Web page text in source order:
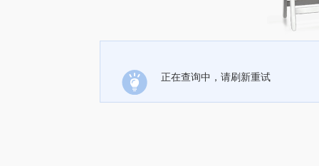
正在查询中，请刷新重试